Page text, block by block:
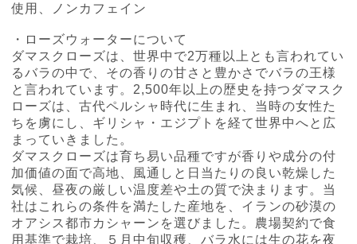
使用、ノンカフェイン
・ローズウォーターについて
ダマスクローズは、世界中で2万種以上とも言われてい
るバラの中で、その香りの甘さと豊かさでバラの王様
と言われています。 2,500年以上の歴史を持つダマスク
ローズは、古代ペルシャ時代に生まれ、当時の女性た
ちを虜にし、ギリシャ・エジプトを経て世界中へと広
まっていきました。
ダマスクローズは育ち易い品種ですが香りや成分の付
加価値の面で高地、風通しと日当たりの良い乾燥した
気候、昼夜の厳しい温度差や土の質で決まります。当
社はこれらの条件を満たした産地を、イランの砂漠の
オアシス都市カシャーンを選びました。農場契約で食
用基準で栽培、５月中旬収穫、バラ水には生の花を夜